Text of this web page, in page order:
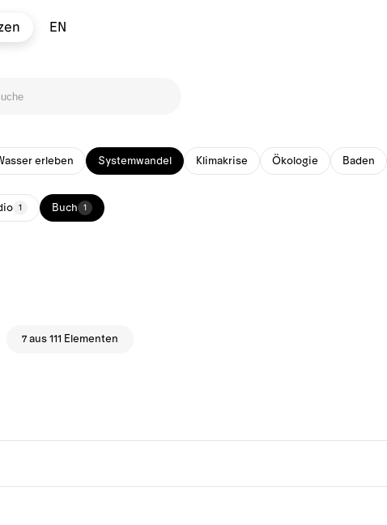
EN
erleben Systemwandel Klimakrise Ökologie Baden
1 Buch 1
7 aus 111 Elementen